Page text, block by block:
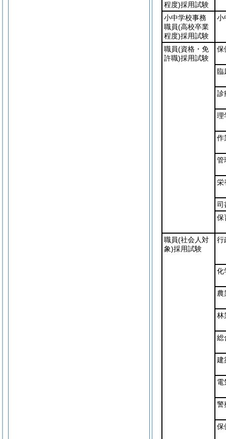
程度)採用試験
小中学校事務
職員(高校卒業
程度)採用試験
小
職員(資格・免
許職)採用試験
保
臨
診
理
作
管
栄
司
保
職員(社会人対
象)採用試験
行
化
農
林
総
建
電
警
保